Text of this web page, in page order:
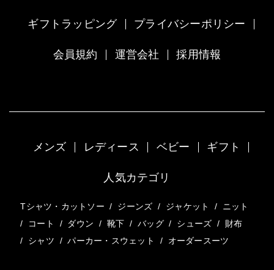
ギフトラッピング プライバシーポリシー
会員規約 運営会社 採用情報
メンズ レディース ベビー ギフト
人気カテゴリ
Tシャツ・カットソー / ジーンズ / ジャケット /
ニット
/
コート / ダウン / 靴下 / バッグ / シューズ /
財布
/
シャツ / パーカー・スウェット / オーダースーツ